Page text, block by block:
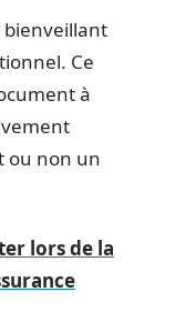
bienveillant
Ce
à
ou non un
lors de la